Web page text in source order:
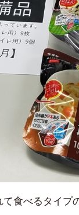
食べるタイプ